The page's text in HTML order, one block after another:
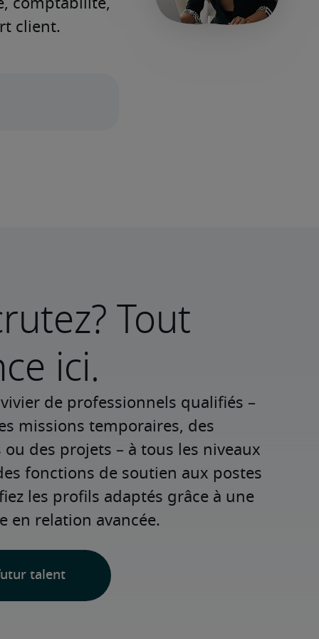
Tout
ici.
de professionnels qualifiés –
missions temporaires, des
des projets – à tous les niveaux
fonctions de soutien aux postes
les profils adaptés grâce à une
en relation avancée.
talent